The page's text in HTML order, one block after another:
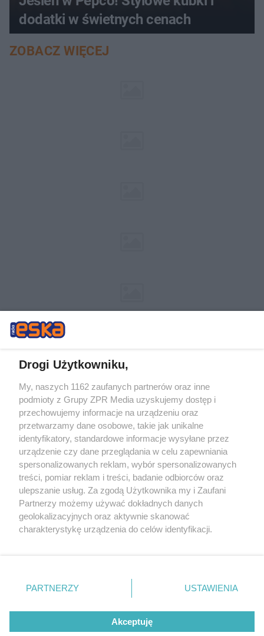
dodatki w świetnych cenach
ZOBACZ WIĘCEJ
Żaden utwór zamieszczony w serwisie nie może być powielany i
rozpowszechniany lub dalej rozpowszechniany w jakikolwiek sposób (w
tym także elektroniczny lub mechaniczny) na jakimkolwiek polu
eksploatacji w jakiejkolwiek formie, włącznie z umieszczaniem w
Internecie bez pisemnej zgody właściciela praw. Jakiekolwiek użycie lub
wykorzystanie utworów w całości lub w części z naruszeniem prawa,
tzn. bez właściwej zgody, jest zabronione pod groźbą kary i może być
ścigane prawnie.
© 2026 Grupa ZPR Media
Drogi Użytkowniku,
My, naszych 1162 zaufanych partnerów oraz inne
podmioty z Grupy ZPR Media uzyskujemy dostęp i
przechowujemy informacje na urządzeniu oraz
przetwarzamy dane osobowe, takie jak unikalne
identyfikatory, standardowe informacje wysyłane przez
urządzenie czy dane przeglądania w celu zapewniania
spersonalizowanych reklam, wybór spersonalizowanych
treści, pomiar reklam i treści, badanie odbiorców oraz
ulepszanie usług. Za zgodą Użytkownika my i Zaufani
Partnerzy możemy używać dokładnych danych
geolokalizacyjnych oraz aktywnie skanować
charakterystykę urządzenia do celów identyfikacji.
zmienić/wycofać klikając przycisk ustawień prywatności
znajdujący się w lewym dolnym rogu strony
rodzaje przetwarzania danych nie wymagają zgody
użytkownika, ale masz prawo sprzeciwić się takiemu
PARTNERZY USTAWIENIA
Akceptuję